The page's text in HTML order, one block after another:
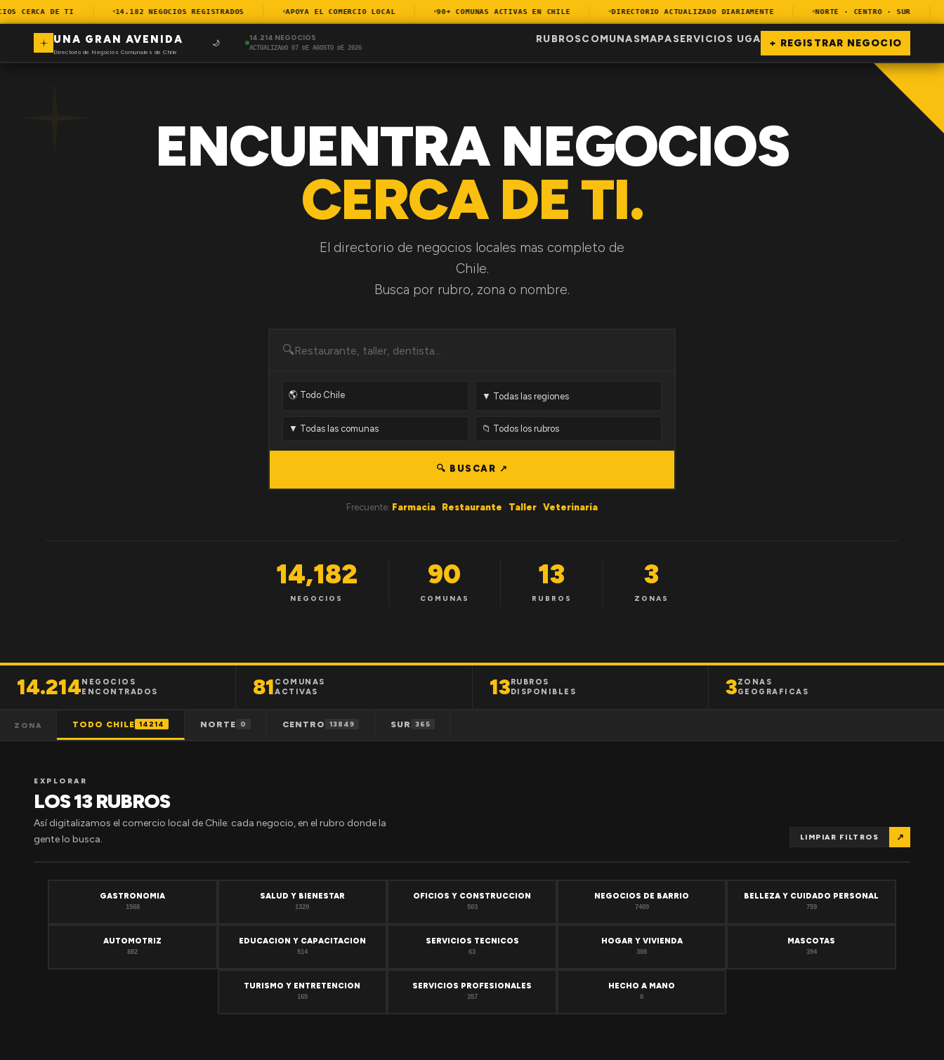
CERCA DE TI 14.182 NEGOCIOS REGISTRADOS APOYA EL COMERCIO LOCAL 90+ COMUNAS ACTIVAS EN CHILE DIRECTORIO ACTUALIZADO DIARIAMENTE NORTE · CENTRO · SUR
UNA GRAN AVENIDA
Directorio de Negocios Comunales de Chile
🌙
14.214 NEGOCIOS
ACTUALIZADO 07 DE AGOSTO DE 2026
RUBROSCOMUNASMAPASERVICIOS UGA + REGISTRAR NEGOCIO
ENCUENTRA NEGOCIOS
CERCA DE TI.
El directorio de negocios locales mas completo de
Chile.
Busca por rubro, zona o nombre.
🔍
🔍 BUSCAR ↗
Frecuente: Farmacia · Restaurante · Taller · Veterinaria
14,182
NEGOCIOS
90
COMUNAS
13
RUBROS
3
ZONAS
14.214NEGOCIOS
ENCONTRADOS
81COMUNAS
ACTIVAS
13RUBROS
DISPONIBLES
3ZONAS
GEOGRAFICAS
ZONA TODO CHILE 14214 NORTE 0 CENTRO 13849 SUR 365
EXPLORAR
LOS 13 RUBROS
Así digitalizamos el comercio local de Chile: cada negocio, en el rubro donde la
gente lo busca.
LIMPIAR FILTROS ↗
GASTRONOMIA
1508
SALUD Y BIENESTAR
1320
OFICIOS Y CONSTRUCCION
503
NEGOCIOS DE BARRIO
7409
BELLEZA Y CUIDADO PERSONAL
759
AUTOMOTRIZ
882
EDUCACION Y CAPACITACION
514
SERVICIOS TECNICOS
63
HOGAR Y VIVIENDA
308
MASCOTAS
394
TURISMO Y ENTRETENCION
165
SERVICIOS PROFESIONALES
357
HECHO A MANO
0